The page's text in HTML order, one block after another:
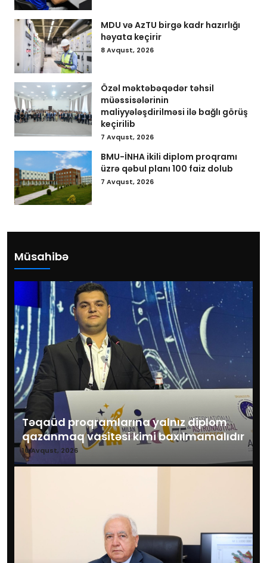
MDU və AzTU birgə kadr hazırlığı
həyata keçirir
8 Avqust, 2026
Özəl məktəbəqədər təhsil
müəssisələrinin
maliyyələşdirilməsi ilə bağlı görüş
keçirilib
7 Avqust, 2026
BMU-İNHA ikili diplom proqramı
üzrə qəbul planı 100 faiz dolub
7 Avqust, 2026
Müsahibə
Təqaüd proqramlarına yalnız diplom
qazanmaq vasitəsi kimi baxılmamalıdır
10 Avqust, 2026